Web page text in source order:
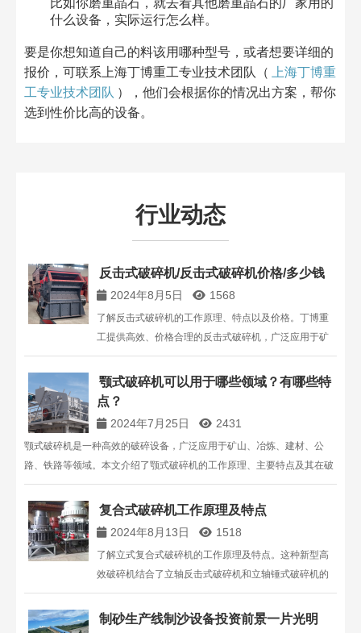
什么设备，实际运行怎么样。
要是你想知道自己的料该用哪种型号，或者想要详细的
报价，可联系上海丁博重工专业技术团队（
上海丁博重
工专业技术团队 ），他们会根据你的情况出方案，帮你
选到性价比高的设备。
行业动态
反击式破碎机/反击式破碎机价格/多少钱
2024年8月5日 1568
了解反击式破碎机的工作原理、特点以及价格。丁博重
工提供高效、价格合理的反击式破碎机，广泛应用于矿
石和岩石的中细碎作业。点击查看详细信息与价格咨
询。
颚式破碎机可以用于哪些领域？有哪些特
点？
2024年7月25日 2431
颚式破碎机是一种高效的破碎设备，广泛应用于矿山、冶炼、建材、公
路、铁路等领域。本文介绍了颚式破碎机的工作原理、主要特点及其在破
碎生产线中的优势。了解如何选择合适的颚式破碎机以满足不同的生产需
求。
复合式破碎机工作原理及特点
2024年8月13日 1518
了解立式复合式破碎机的工作原理及特点。这种新型高
效破碎机结合了立轴反击式破碎机和立轴锤式破碎机的
优点，适用于中等硬度矿石和易碎物料，能够有效降低
磨机粒度并提高产量。上海丁博重工机械有限公司提供
制砂生产线制沙设备投资前景一片光明